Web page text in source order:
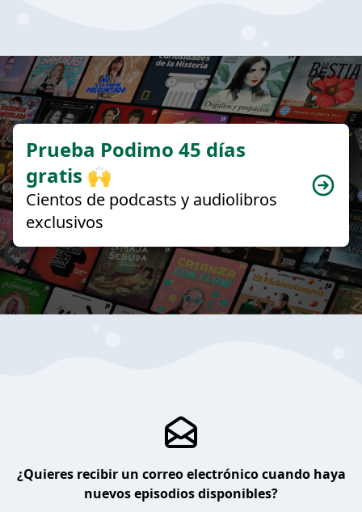
Prueba Podimo 45 días
gratis 🙌
Cientos de podcasts y audiolibros
exclusivos
¿Quieres recibir un correo electrónico cuando haya
nuevos episodios disponibles?